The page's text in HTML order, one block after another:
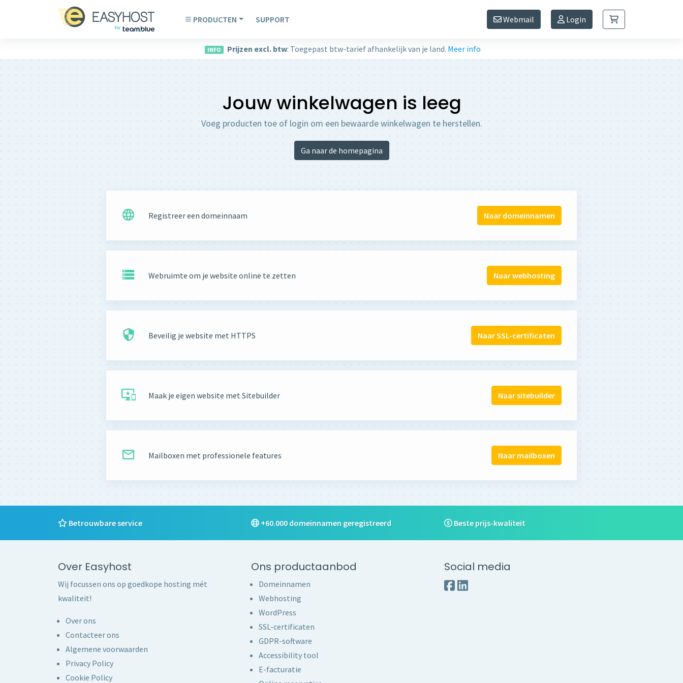
PRODUCTEN SUPPORT Webmail Login
INFO Prijzen excl. btw: Toegepast btw-tarief afhankelijk van je land. Meer info
Jouw winkelwagen is leeg
Voeg producten toe of login om een bewaarde winkelwagen te herstellen.
Ga naar de homepagina
Registreer een domeinnaam Naar domeinnamen
Webruimte om je website online te zetten Naar webhosting
Beveilig je website met HTTPS Naar SSL-certificaten
Maak je eigen website met Sitebuilder Naar sitebuilder
Mailboxen met professionele features Naar mailboxen
Betrouwbare service +60.000 domeinnamen geregistreerd Beste prijs-kwaliteit
Over Easyhost
Wij focussen ons op goedkope hosting mét
kwaliteit!
Over ons
Contacteer ons
Algemene voorwaarden
Privacy Policy
Cookie Policy
Ons productaanbod
Domeinnamen
Webhosting
WordPress
SSL-certificaten
GDPR-software
Accessibility tool
E-facturatie
Social media